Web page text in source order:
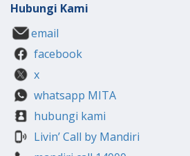
Hubungi Kami
email
facebook
x
whatsapp MITA
hubungi kami
Livin’ Call by Mandiri